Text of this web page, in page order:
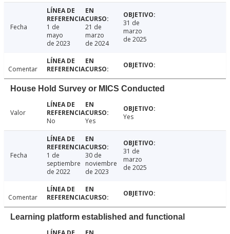
Fecha
1 de
mayo
de 2023
21 de
marzo
de 2024
31 de
marzo
de 2025
Comentar
House Hold Survey or MICS Conducted
Valor
No
Yes Yes
Fecha
1 de
septiembre
de 2022
30 de
noviembre
de 2023
31 de
marzo
de 2025
Comentar
Learning platform established and functional